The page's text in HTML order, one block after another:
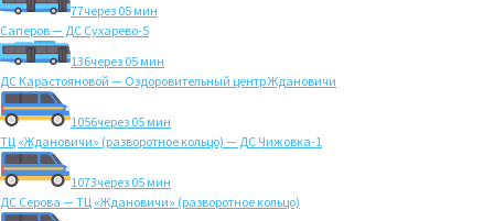
77через 05 мин
Саперов — ДС Сухарево-5
136через 05 мин
ДС Карастояновой — Оздоровительный центр Ждановичи
1056через 05 мин
ТЦ «Ждановичи» (разворотное кольцо) — ДС Чижовка-1
1073через 05 мин
ДС Серова — ТЦ «Ждановичи» (разворотное кольцо)